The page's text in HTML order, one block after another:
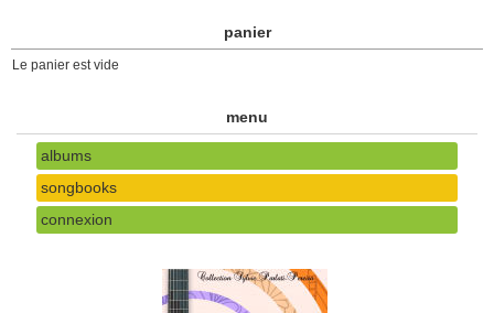
panier
Le panier est vide
menu
albums
songbooks
connexion